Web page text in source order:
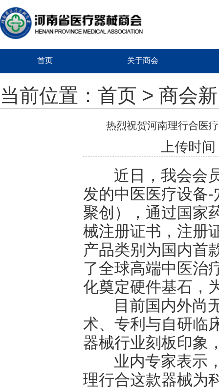
首页 关于商会
当前位置： 首页 > 商会
热烈祝贺河南理行合医
上传时
近日，我会会员
发的中医医疗设备
聚创），通过国家
械注册证书，注册
产品类别为国内首
了全球高端中医治
化奠定硬件基石，
目前国内外尚
术、专利与自研临
器械行业刻板印象
业内专家表示，
理行合这款器械为